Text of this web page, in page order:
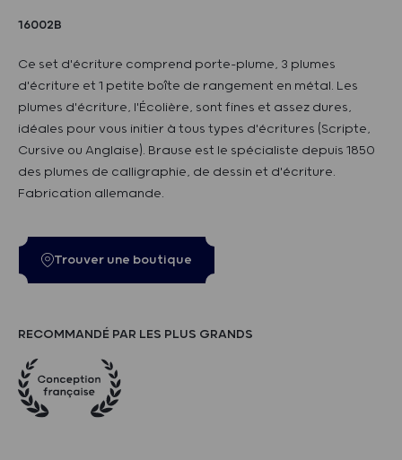
16002B
Ce set d'écriture comprend porte-plume, 3 plumes
d'écriture et 1 petite boîte de rangement en métal. Les
plumes d'écriture, l'Écolière, sont fines et assez dures,
idéales pour vous initier à tous types d'écritures (Scripte,
Cursive ou Anglaise). Brause est le spécialiste depuis 1850
des plumes de calligraphie, de dessin et d'écriture.
Fabrication allemande.
Trouver une boutique
RECOMMANDÉ PAR LES PLUS GRANDS